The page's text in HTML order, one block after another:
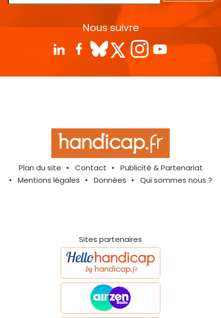
Nous suivre
Plan du site Contact
Publicité & Partenariat
Mentions légales
Données Qui sommes nous ?
Sites partenaires